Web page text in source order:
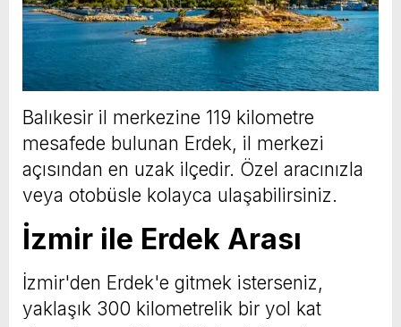
Balıkesir il merkezine 119 kilometre
mesafede bulunan Erdek, il merkezi
açısından en uzak ilçedir. Özel aracınızla
veya otobüsle kolayca ulaşabilirsiniz.
İzmir ile Erdek Arası
İzmir'den Erdek'e gitmek isterseniz,
yaklaşık 300 kilometrelik bir yol kat